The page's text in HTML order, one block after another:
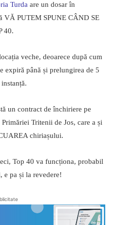
Turda are un dosar în
VĂ PUTEM SPUNE CÂND SE
40.
veche, deoarece după cum
expiră până și prelungirea de 5
un contract de închiriere pe
Tritenii de Jos, care a și
chiriașului.
Top 40 va funcționa, probabil
pa și la revedere!